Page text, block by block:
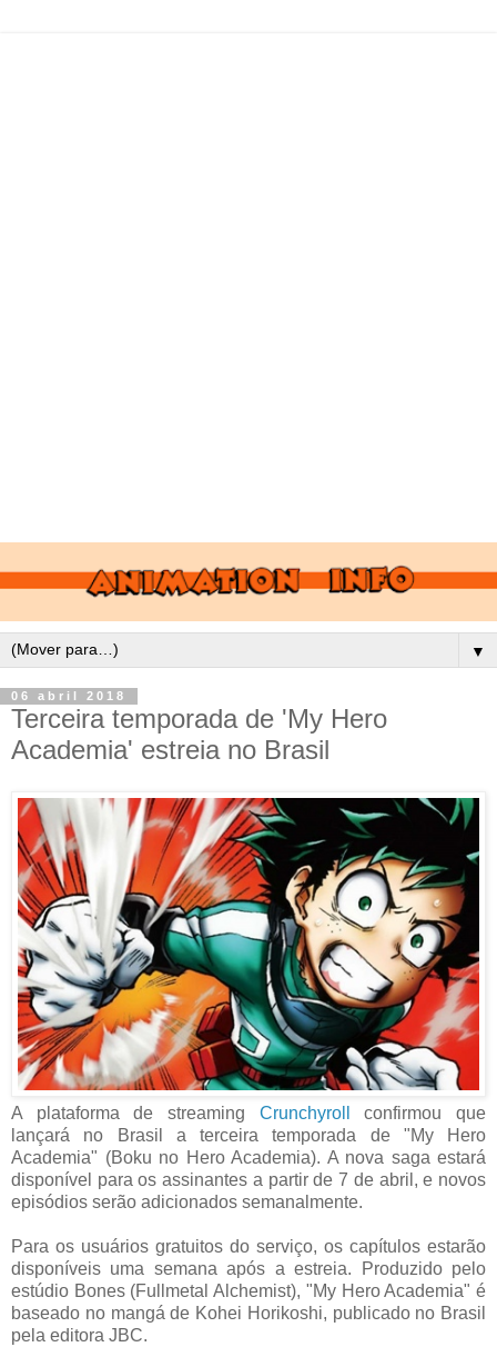
▼
06 abril 2018
Terceira temporada de 'My Hero
Academia' estreia no Brasil
A plataforma de streaming Crunchyrollconfirmou que
lançará no Brasil a terceira temporada de "My Hero
Academia" (Boku no Hero Academia). A nova saga estará
disponível para os assinantes a partir de 7 de abril, e novos
episódios serão adicionados semanalmente.
Para os usuários gratuitos do serviço, os capítulos estarão
disponíveis uma semana após a estreia. Produzido pelo
estúdio Bones (Fullmetal Alchemist), "My Hero Academia" é
baseado no mangá de Kohei Horikoshi, publicado no Brasil
pela editora JBC.